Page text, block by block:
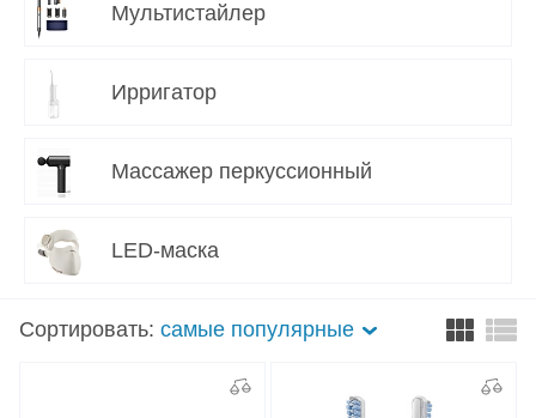
Мультистайлер
Ирригатор
Массажер перкуссионный
LED-маска
Сортировать: самые популярные